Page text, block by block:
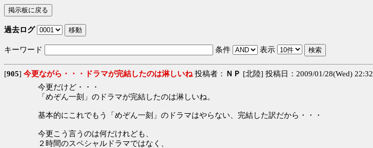
過去ログ
キーワード 条件 表示
[905] 今更ながら・・・ドラマが完結したのは淋しいね 投稿者： ＮＰ [北陸] 投稿日：2009/01/28(Wed) 22:32
今更だけど・・・
「めぞん一刻」のドラマが完結したのは淋しいね。
基本的にこれでもう「めぞん一刻」のドラマはやらない、完結した訳だから・・・
今更こう言うのは何だけれども、
２時間のスペシャルドラマではなく、